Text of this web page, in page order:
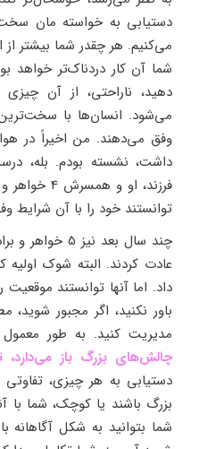
دستیابی به خواسته مان
می‌کنیم. هر چقدر شما بیشتر از
شما آن کار دردناک‌تر خواهد
دهید، ناراحتی، از آن
می‌شود. انسان‌ها با
فرزند، او
توانستند خود را با آن شرایط
چند سال بعد نیز
عادت کردند. البته شوک اولیه
داد. اما آنها توانستند
باور نکنید، اگر مجبور
مدیریت کنید. به طور
چالش‌های بزرگ باز
دستیابی به هر چیزی،
بزرگ باشند یا کوچک، شما با
شما بتوانید به شکل